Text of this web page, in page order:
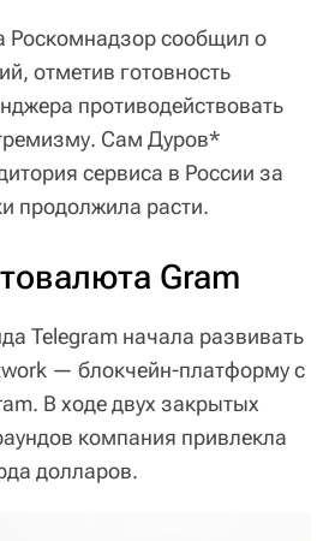
Роскомнадзор сообщил о
отметив готовность
противодействовать
Сам Дуров*
сервиса в России за
продолжила расти.
Gram
Telegram начала развивать
— блокчейн-платформу с
В ходе двух закрытых
компания привлекла
долларов.